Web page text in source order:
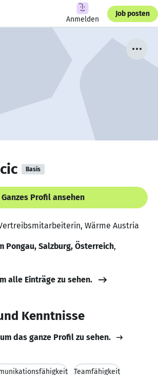
Anmelden
Job posten
Basis
Ganzes Profil ansehen
Wärme Austria
Pongau, Salzburg, Österreich,
alle Einträge zu sehen.
Kenntnisse
das ganze Profil zu sehen.
Teamfähigkeit